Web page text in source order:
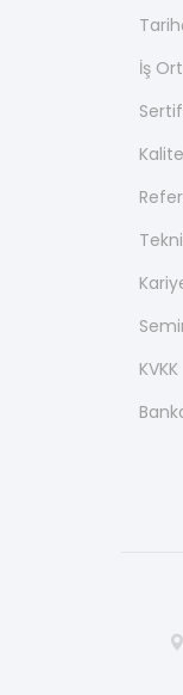
İş
KVKK